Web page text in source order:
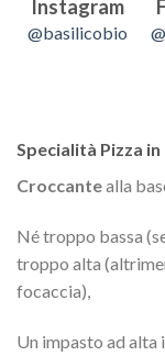
Instagram
@basilicobio
Specialità Pizza
Croccantealla
Né troppo bassa
troppo alta
focaccia),
Un impasto ad alta